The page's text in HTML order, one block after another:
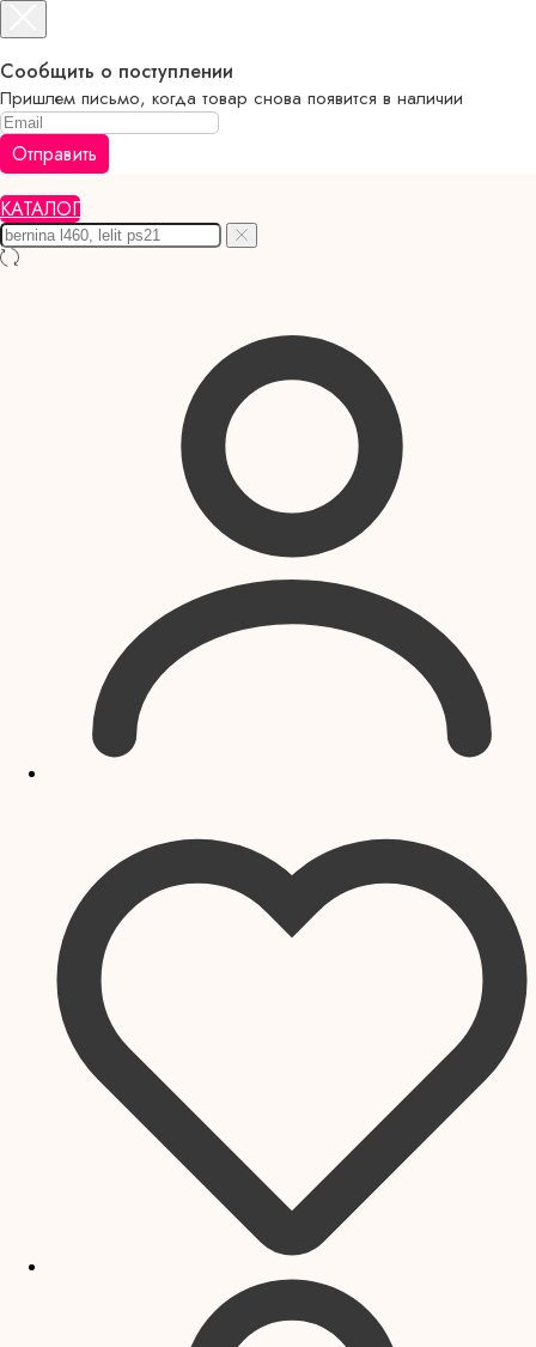
Сообщить о поступлении
Пришлем письмо, когда товар снова появится в наличии
Отправить
КАТАЛОГ